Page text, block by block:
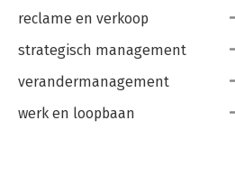
reclame en verkoop
strategisch management
verandermanagement
werk en loopbaan